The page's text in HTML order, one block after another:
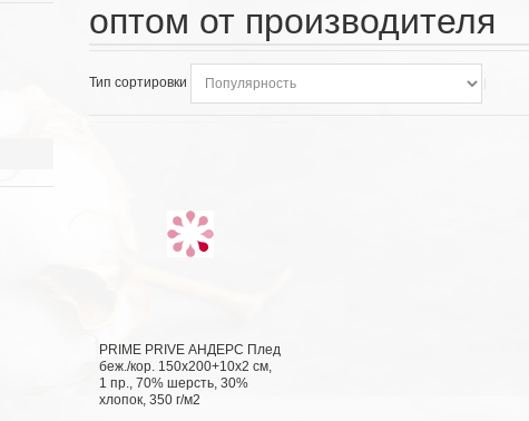
оптом от производителя
Тип сортировки
PRIME PRIVE АНДЕРС Плед
беж./кор. 150х200+10х2 см,
1 пр., 70% шерсть, 30%
хлопок, 350 г/м2